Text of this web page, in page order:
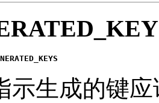
示生成的键